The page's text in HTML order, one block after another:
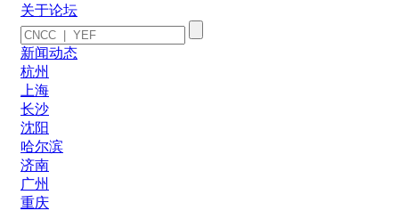
关于论坛
新闻动态
杭州
上海
长沙
沈阳
哈尔滨
济南
广州
重庆